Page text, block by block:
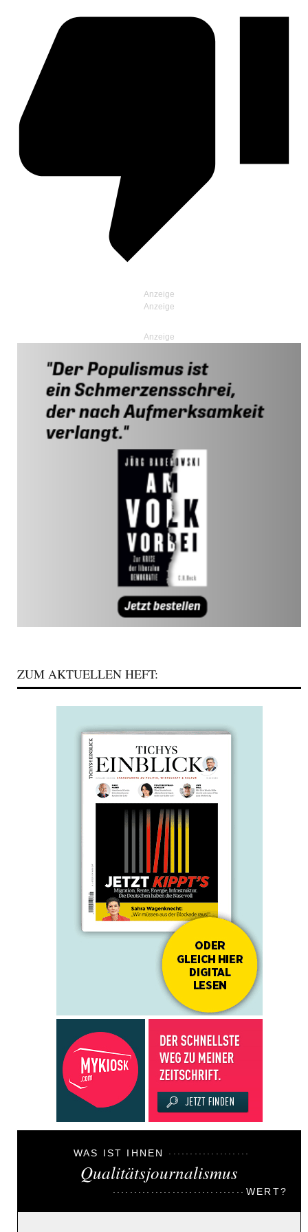
Anzeige
ZUM AKTUELLEN HEFT:
WAS IST IHNEN
Qualitätsjournalismus
WERT?